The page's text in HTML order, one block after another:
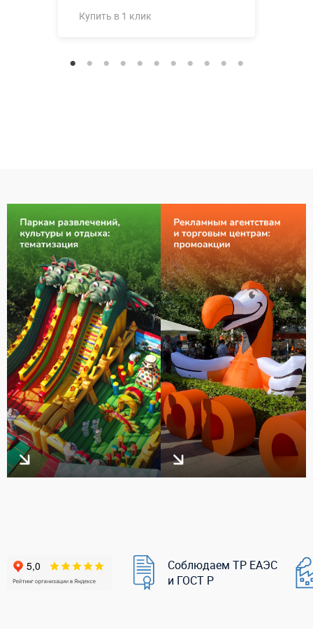
Купить в 1 клик
Соблюдаем ТР ЕАЭС
и ГОСТ Р